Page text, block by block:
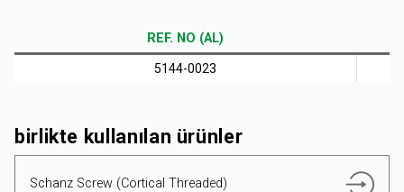
KAYNAKLAR
TÜRKÇE
REF. NO (AL)
5144-0023
birlikte kullanılan ürünler
Schanz Screw (Cortical Threaded)